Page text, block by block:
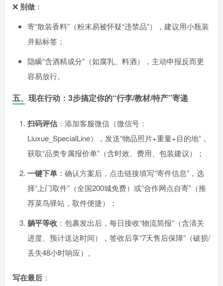
❌别做 ：
寄“散装香料”（粉末易被怀疑“违禁品”），建议用小瓶装
并贴标签；
隐瞒“含酒精成分”（如腐乳、料酒），主动申报反而更
容易放行。
五、现在行动：3步搞定你的“行李/教材/特产”寄递
扫码评估 ：添加客服微信（微信号：
Liuxue_SpecialLine），发送“物品照片+重量+目的地”，
获取“品类专属报价单”（含时效、费用、包装建议）；
一键下单 ：确认方案后，点击链接填写“寄件信息”，选
择“上门取件”（全国200城免费）或“合作网点自寄”（推
荐菜鸟驿站，取件便捷）；
躺平等收 ：包裹发出后，每日接收“物流简报”（含清关
进度、预计送达时间），签收后享“7天售后保障”（破损/
丢失48小时响应）。
写在最后 ：